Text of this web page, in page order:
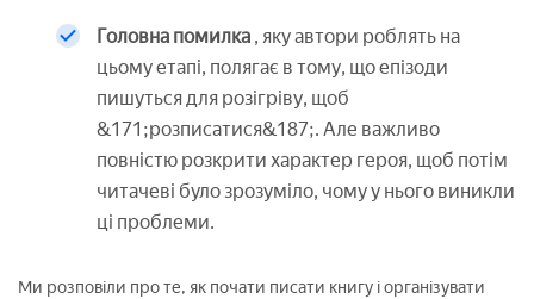
Головна помилка , яку автори роблять на
цьому етапі, полягає в тому, що епізоди
пишуться для розігріву, щоб
&171;розписатися&187;. Але важливо
повністю розкрити характер героя, щоб потім
читачеві було зрозуміло, чому у нього виникли
ці проблеми.
Ми розповіли про те, як почати писати книгу і організувати